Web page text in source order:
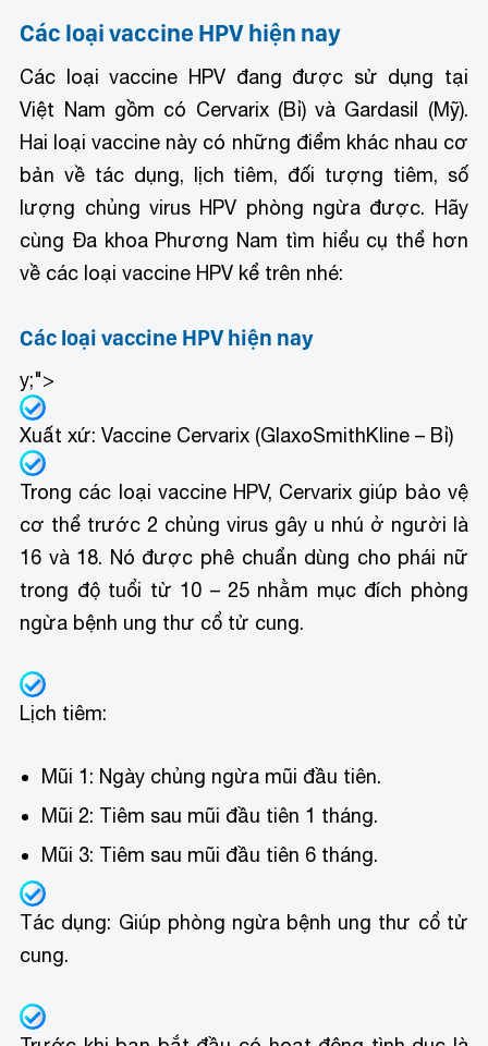
Các loại vaccine HPV hiện nay
Các loại vaccine HPV đang được sử dụng tại
Việt Nam gồm có Cervarix (Bỉ) và Gardasil (Mỹ).
Hai loại vaccine này có những điểm khác nhau cơ
bản về tác dụng, lịch tiêm, đối tượng tiêm, số
lượng chủng virus HPV phòng ngừa được. Hãy
cùng Đa khoa Phương Nam tìm hiểu cụ thể hơn
về các loại vaccine HPV kể trên nhé:
Các loại vaccine HPV hiện nay
y;">
Xuất xứ: Vaccine Cervarix (GlaxoSmithKline – Bỉ)
Trong các loại vaccine HPV, Cervarix giúp bảo vệ
cơ thể trước 2 chủng virus gây u nhú ở người là
16 và 18. Nó được phê chuẩn dùng cho phái nữ
trong độ tuổi từ 10 – 25 nhằm mục đích phòng
ngừa bệnh ung thư cổ tử cung.
Lịch tiêm:
Mũi 1: Ngày chủng ngừa mũi đầu tiên.
Mũi 2: Tiêm sau mũi đầu tiên 1 tháng.
Mũi 3: Tiêm sau mũi đầu tiên 6 tháng.
Tác dụng: Giúp phòng ngừa bệnh ung thư cổ tử
cung.